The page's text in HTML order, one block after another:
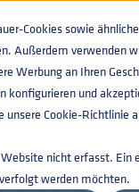
Cookies sowie
Außerdem verwenden
Werbung an Ihren
konfigurieren und
Cookie-Richtlinie
nicht erfasst. Ein
werden möchten.